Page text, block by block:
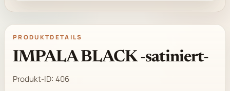
PRODUKTDETAILS
IMPALA BLACK -satiniert-
Produkt-ID: 406